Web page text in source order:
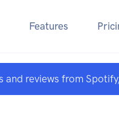
Features
and reviews from